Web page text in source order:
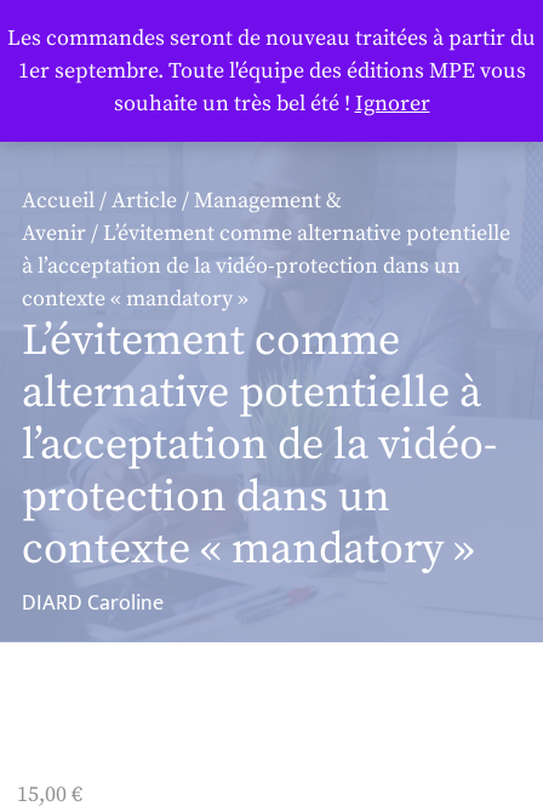
Accueil/Article/ Management &
Avenir/ L’évitement comme alternative potentielle
à l’acceptation de la vidéo-protection dans un
contexte « mandatory »
L’évitement comme
alternative potentielle à
l’acceptation de la vidéo-
protection dans un
contexte « mandatory »
DIARD Caroline
15,00€
Les commandes seront de nouveau traitées à partir du
1er septembre. Toute l'équipe des éditions MPE vous
souhaite un très bel été ! Ignorer